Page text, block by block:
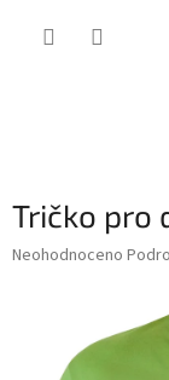
Tričko pro
Průměrné
Neohodnoceno